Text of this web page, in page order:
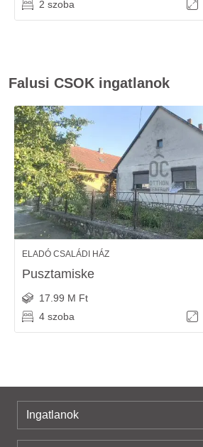
2 szoba
Falusi CSOK ingatlanok
ELADÓ CSALÁDI HÁZ
Pusztamiske
17.99 M Ft
4 szoba
Ingatlanok